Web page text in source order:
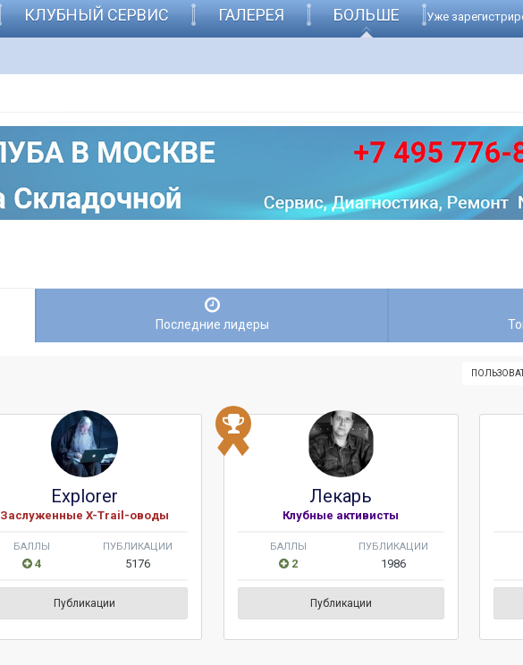
Уже
КЛУБНЫЙ СЕРВИС ГАЛЕРЕЯ БОЛЬШЕ
Последние лидеры
Explorer
Заслуженные X-Trail-оводы
БАЛЛЫ
4
ПУБЛИКАЦИИ
5176
Публикации
Лекарь
Клубные активисты
БАЛЛЫ
2
ПУБЛИКАЦИИ
1986
Публикации